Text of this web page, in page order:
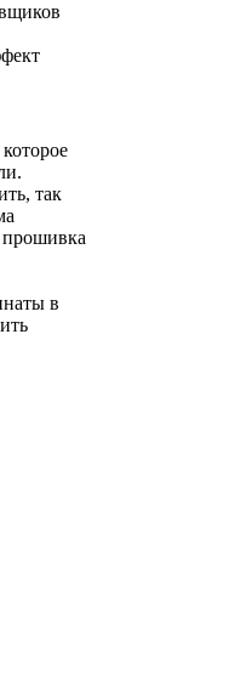
так
прошивка
в